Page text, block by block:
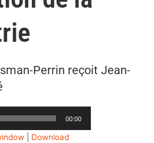
Perrin reçoit Jean-
00:00
Download